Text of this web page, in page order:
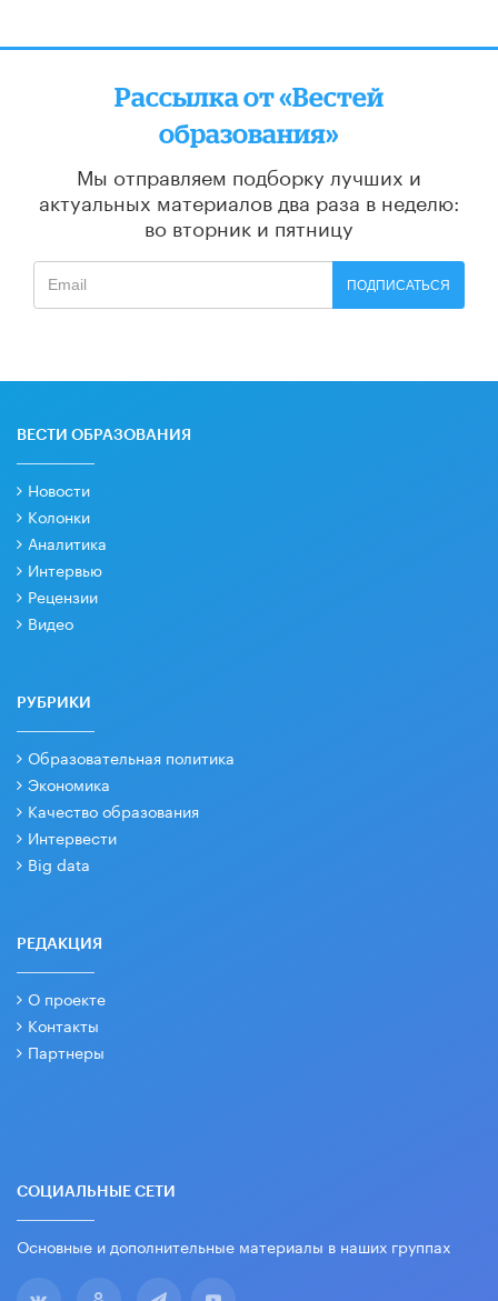
Рассылка от «Вестей
образования»
Мы отправляем подборку лучших и
актуальных материалов два раза в неделю:
во вторник и пятницу
ПОДПИСАТЬСЯ
ВЕСТИ ОБРАЗОВАНИЯ
Новости
Колонки
Аналитика
Интервью
Рецензии
Видео
РУБРИКИ
Образовательная политика
Экономика
Качество образования
Интервести
Big data
РЕДАКЦИЯ
О проекте
Контакты
Партнеры
СОЦИАЛЬНЫЕ СЕТИ
Основные и дополнительные материалы в наших группах